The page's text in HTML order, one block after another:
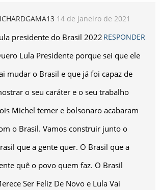
14 de janeiro de 2021
RESPONDER
presidente do Brasil 2022
Lula Presidente porque sei que ele
mudar o Brasil e que já foi capaz de
o seu caráter e o seu trabalho
Michel temer e bolsonaro acabaram
o Brasil. Vamos construir junto o
que a gente quer. O Brasil que a
quê o povo quem faz. O Brasil
Ser Feliz De Novo e Lula Vai